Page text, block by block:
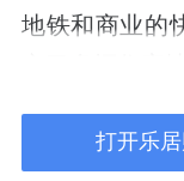
地铁和商业的
来源：进深
打开乐